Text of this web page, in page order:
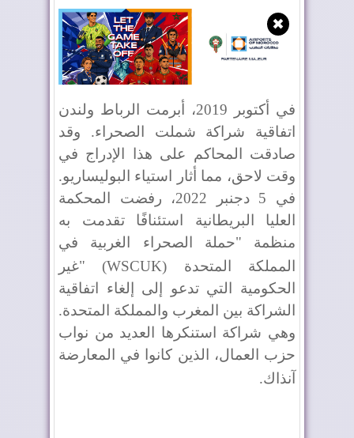
✖
في أكتوبر 2019، أبرمت الرباط ولندن
اتفاقية شراكة شملت الصحراء. وقد
صادقت المحاكم على هذا الإدراج في
وقت لاحق، مما أثار استياء البوليساريو.
في 5 دجنبر 2022، رفضت المحكمة
العليا البريطانية استئنافًا تقدمت به
منظمة "حملة الصحراء الغربية في
المملكة المتحدة " (WSCUK)غير
الحكومية التي تدعو إلى إلغاء اتفاقية
الشراكة بين المغرب والمملكة المتحدة.
وهي شراكة استنكرها العديد من نواب
حزب العمال، الذين كانوا في المعارضة
آنذاك.